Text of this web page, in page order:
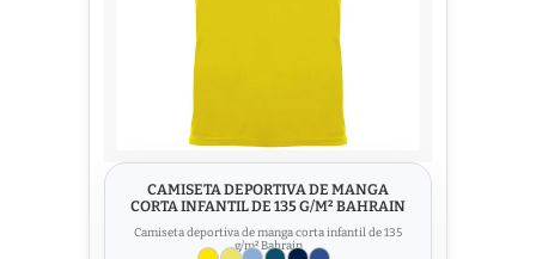
CAMISETA DEPORTIVA DE MANGA
CORTA INFANTIL DE 135 G/M² BAHRAIN
Camiseta deportiva de manga corta infantil de 135
g/m² Bahrain